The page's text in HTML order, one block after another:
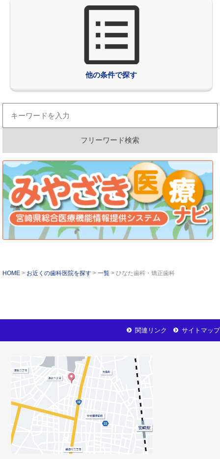
他の条件で探す
HOME お近くの歯科医院を探す 一覧 ひなた歯科・矯正歯科
サイトマップ
関連リンク